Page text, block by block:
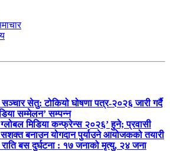
सेतु: टोकियो घोषणा पत्र-२०२६ जारी गर्दै
सम्मेलन’ सम्पन्न
मिडिया कन्फ्रेन्स २०२६’ हुने; प्रवासी
बनाउन योगदान पुर्याउने आयोजकको तयारी
राति बस दुर्घटना : १७ जनाको मृत्यु, २४ जना